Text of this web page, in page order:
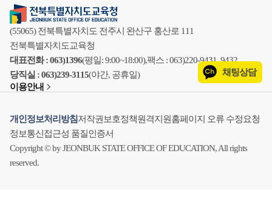
(55065) 전북특별자치도 전주시 완산구 홍산로 111
전북특별자치도교육청
대표전화 : 063)1396(평일: 9:00~18:00),팩스 : 063)220-9431, 9432
당직실 : 063)239-3115(야간, 공휴일)
이용안내
채팅상담
개인정보처리방침저작권보호정책원격지원홈페이지 오류 수정요청
정보통신접근성 품질인증서
Copyright © by JEONBUK STATE OFFICE OF EDUCATION, All rights
reserved.